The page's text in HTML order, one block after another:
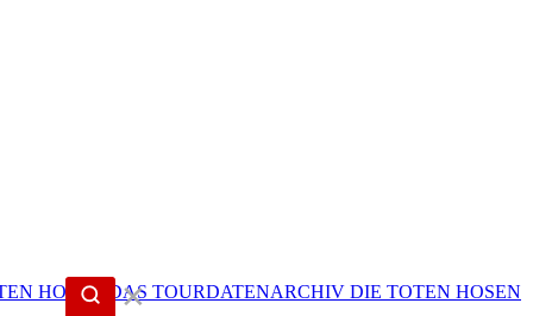
DIE TOTEN HOSEN
✕